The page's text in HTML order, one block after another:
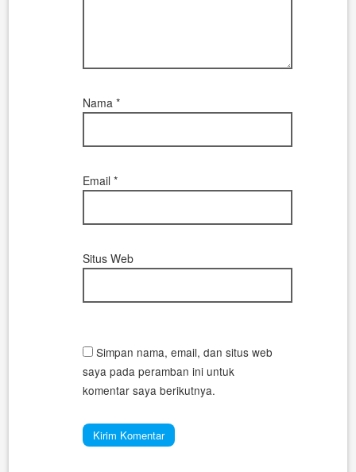
Nama*
Email*
Situs Web
Simpan nama, email, dan situs web
saya pada peramban ini untuk
komentar saya berikutnya.